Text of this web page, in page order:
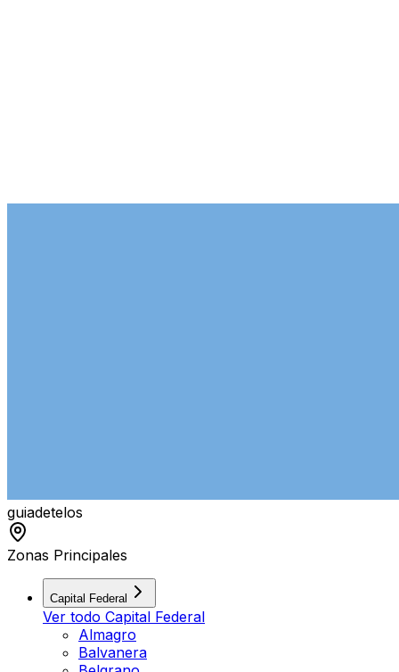
guiadetelos
Zonas Principales
Capital Federal
Ver todo Capital Federal
Almagro
Balvanera